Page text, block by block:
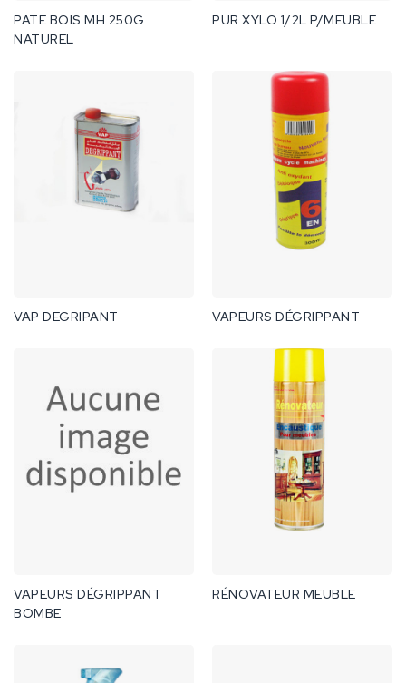
PATE BOIS MH 250G
NATUREL
PUR XYLO 1/2L P/MEUBLE
VAP DEGRIPANT VAPEURS DÉGRIPPANT
VAPEURS DÉGRIPPANT
BOMBE
RÉNOVATEUR MEUBLE